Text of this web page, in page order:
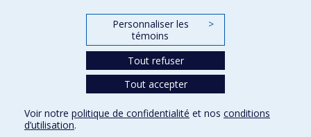
Confidentialité Conditions d’utilisation Paramètres des témoins
Personnaliser les
témoins
>
Tout refuser
Tout accepter
Voir notre politique de confidentialité et nos conditions
d’utilisation.